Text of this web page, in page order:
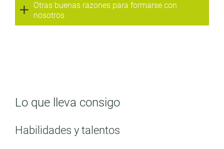
Otras buenas razones para formarse con
nosotros
Lo que lleva consigo
Habilidades y talentos